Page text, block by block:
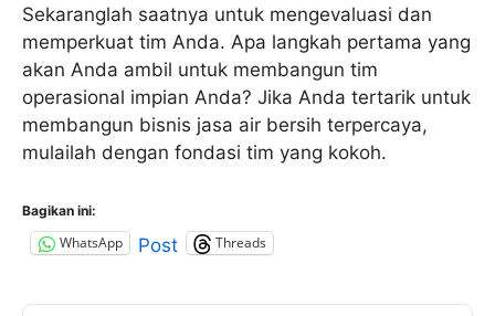
Sekaranglah saatnya untuk mengevaluasi dan
memperkuat tim Anda. Apa langkah pertama yang
akan Anda ambil untuk membangun tim
operasional impian Anda? Jika Anda tertarik untuk
membangun bisnis jasa air bersih terpercaya,
mulailah dengan fondasi tim yang kokoh.
Bagikan ini:
WhatsApp Post Threads